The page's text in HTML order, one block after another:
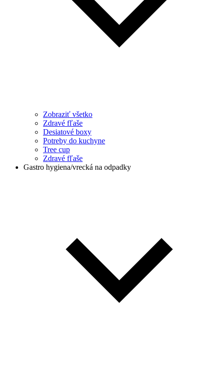
Zobraziť všetko
Zdravé fľaše
Desiatové boxy
Potreby do kuchyne
Tree cup
Zdravé fľaše
Gastro hygiena/vrecká na odpadky